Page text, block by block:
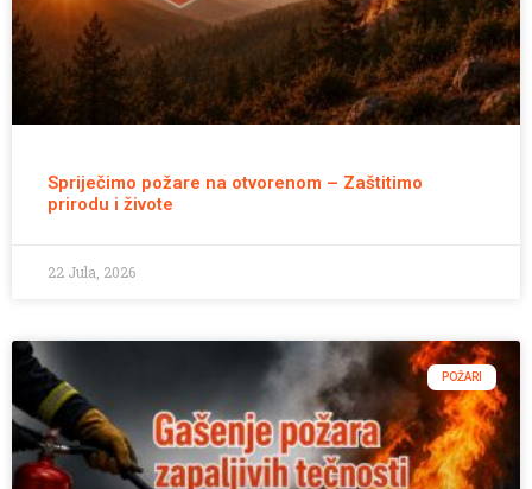
Spriječimo požare na otvorenom – Zaštitimo
prirodu i živote
22 Jula, 2026
POŽARI